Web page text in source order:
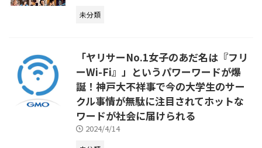
未分類
「ヤリサーNo.1女子のあだ名は『フリ
ーWi-Fi』」というパワーワードが爆
誕！神戸大不祥事で今の大学生のサー
クル事情が無駄に注目されてホットな
ワードが社会に届けられる
2024/4/14